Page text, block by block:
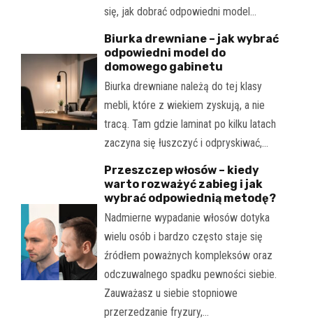
się, jak dobrać odpowiedni model…
Biurka drewniane – jak wybrać
odpowiedni model do
domowego gabinetu
Biurka drewniane należą do tej klasy
mebli, które z wiekiem zyskują, a nie
tracą. Tam gdzie laminat po kilku latach
zaczyna się łuszczyć i odpryskiwać,…
Przeszczep włosów – kiedy
warto rozważyć zabieg i jak
wybrać odpowiednią metodę?
Nadmierne wypadanie włosów dotyka
wielu osób i bardzo często staje się
źródłem poważnych kompleksów oraz
odczuwalnego spadku pewności siebie.
Zauważasz u siebie stopniowe
przerzedzanie fryzury,…